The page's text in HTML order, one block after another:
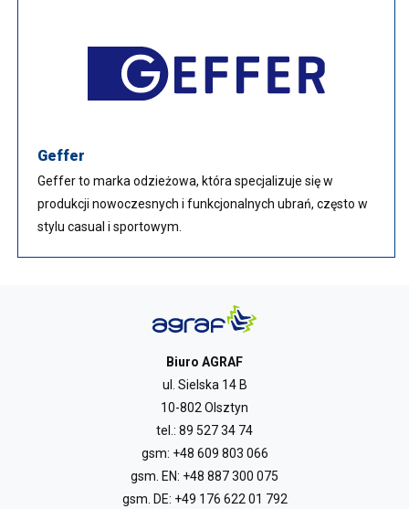
Geffer
Geffer to marka odzieżowa, która specjalizuje się w
produkcji nowoczesnych i funkcjonalnych ubrań, często w
stylu casual i sportowym.
Biuro AGRAF
ul. Sielska 14 B
10-802 Olsztyn
tel.: 89 527 34 74
gsm: +48 609 803 066
gsm. EN: +48 887 300 075
gsm. DE: +49 176 622 01 792